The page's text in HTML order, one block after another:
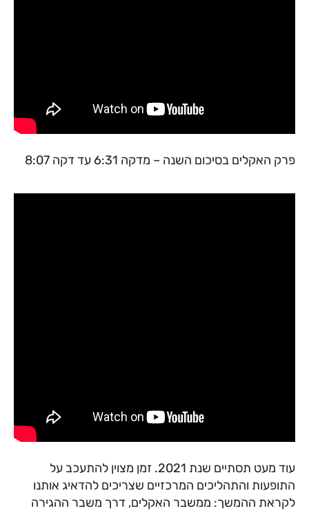
פרק האקלים בסיכום השנה – מדקה 6:31 עד דקה 8:07
עוד מעט תסתיים שנת 2021. זמן מצוין להתעכב על
התופעות והתהליכים המרכזיים שצריכים להדאיג אותנו
לקראת ההמשך: ממשבר האקלים, דרך משבר ההגירה